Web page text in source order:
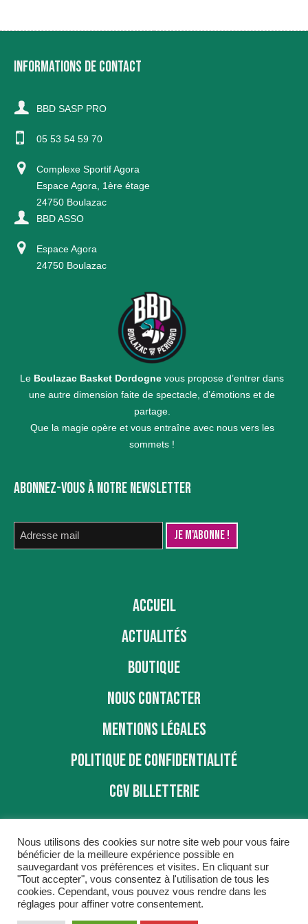
INFORMATIONS DE CONTACT
BBD SASP PRO
05 53 54 59 70
Complexe Sportif Agora
Espace Agora, 1ère étage
24750 Boulazac
BBD ASSO
Espace Agora
24750 Boulazac
Le Boulazac Basket Dordogne vous propose d’entrer dans
une autre dimension faite de spectacle, d’émotions et de
partage.
Que la magie opère et vous entraîne avec nous vers les
sommets !
ABONNEZ-VOUS À NOTRE NEWSLETTER
ACCUEIL
ACTUALITÉS
BOUTIQUE
NOUS CONTACTER
MENTIONS LÉGALES
POLITIQUE DE CONFIDENTIALITÉ
CGV BILLETTERIE
BBD © 2016
Nous utilisons des cookies sur notre site web pour vous faire
bénéficier de la meilleure expérience possible en
sauvegardant vos préférences et visites. En cliquant sur
"Tout accepter", vous consentez à l'utilisation de tous les
cookies. Cependant, vous pouvez vous rendre dans les
réglages pour affiner votre consentement.